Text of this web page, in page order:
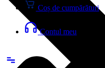
Coș de cumpărături
Contul meu